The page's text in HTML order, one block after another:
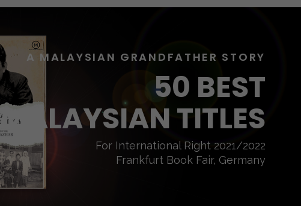
A MALAYSIAN GRANDFATHER STORY
50 BEST
MALAYSIAN TITLES
For International Right 2021/2022
Frankfurt Book Fair, Germany